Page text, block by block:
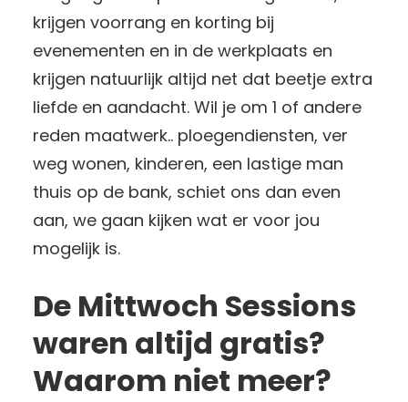
krijgen voorrang en korting bij
evenementen en in de werkplaats en
krijgen natuurlijk altijd net dat beetje extra
liefde en aandacht. Wil je om 1 of andere
reden maatwerk.. ploegendiensten, ver
weg wonen, kinderen, een lastige man
thuis op de bank, schiet ons dan even
aan, we gaan kijken wat er voor jou
mogelijk is.
De Mittwoch Sessions
waren altijd gratis?
Waarom niet meer?